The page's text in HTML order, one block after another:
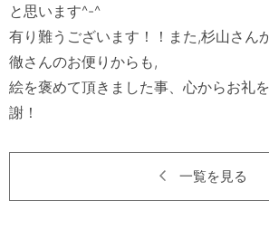
と思います^-^
有り難うございます！！また,杉山さん
徹さんのお便りからも,
絵を褒めて頂きました事、心からお礼
一覧を見る